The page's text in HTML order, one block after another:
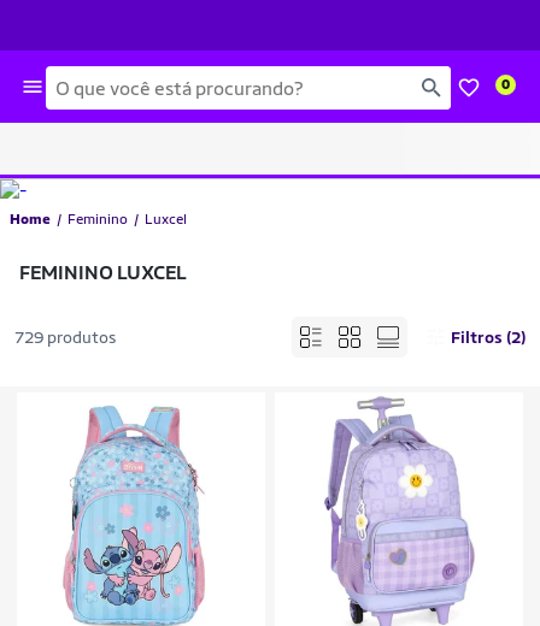
Busca 0
Home Feminino Luxcel
FEMININO LUXCEL
729 produtos Filtros (2)